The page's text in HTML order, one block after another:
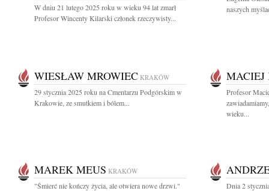
W dniu 21 lutego 2025 roku w wieku 94 lat zmarł
Profesor Wincenty Kilarski członek rzeczywisty...
naszych
WIESŁAW MROWIEC KRAKÓW
29 stycznia 2025 roku na Cmentarzu Podgórskim w
Krakowie, ze smutkiem i bólem...
MACIEJ
Profesor
wieku...
MAREK MEUS KRAKÓW
"Śmierć nie kończy życia, ale otwiera nowe drzwi."
Dnia 2